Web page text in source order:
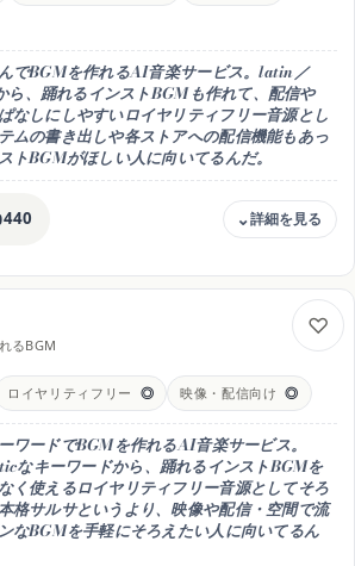
リティフリー）
ィフリーの踊れるインストBGM
でBGMを作れるAI音楽サービス。latin／
ら、踊れるインストBGMも作れて、配信や
なしにしやすいロイヤリティフリー音源とし
ムの書き出しや各ストアへの配信機能もあっ
トBGMがほしい人に向いてるんだ。
440
ル(年払い月8ドル) / Pro 月24ドル(年払い)
多くのダウンロードや商用ライセンス・配信
払い月8ドル)以上、上位はPro(月24ドル・
リティフリー）
リー・ループ／BGM素材の生成と配信
るBGM
ロイヤリティフリー ◎ 映像・配信向け ◎
ワードでBGMを作れるAI音楽サービス。
なキーワードから、踊れるインストBGMを
く使えるロイヤリティフリー音源としてそろ
格サルサというより、映像や配信・空間で流
なBGMを手軽にそろえたい人に向いてるん